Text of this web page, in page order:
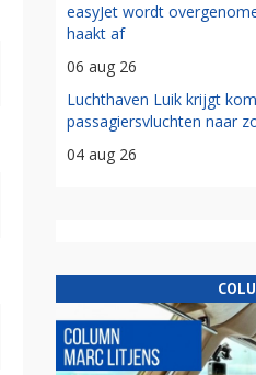
easyJet wordt
haakt af
06 aug 26
Luchthaven Luik krijgt
passagiersvluchten naar
04 aug 26